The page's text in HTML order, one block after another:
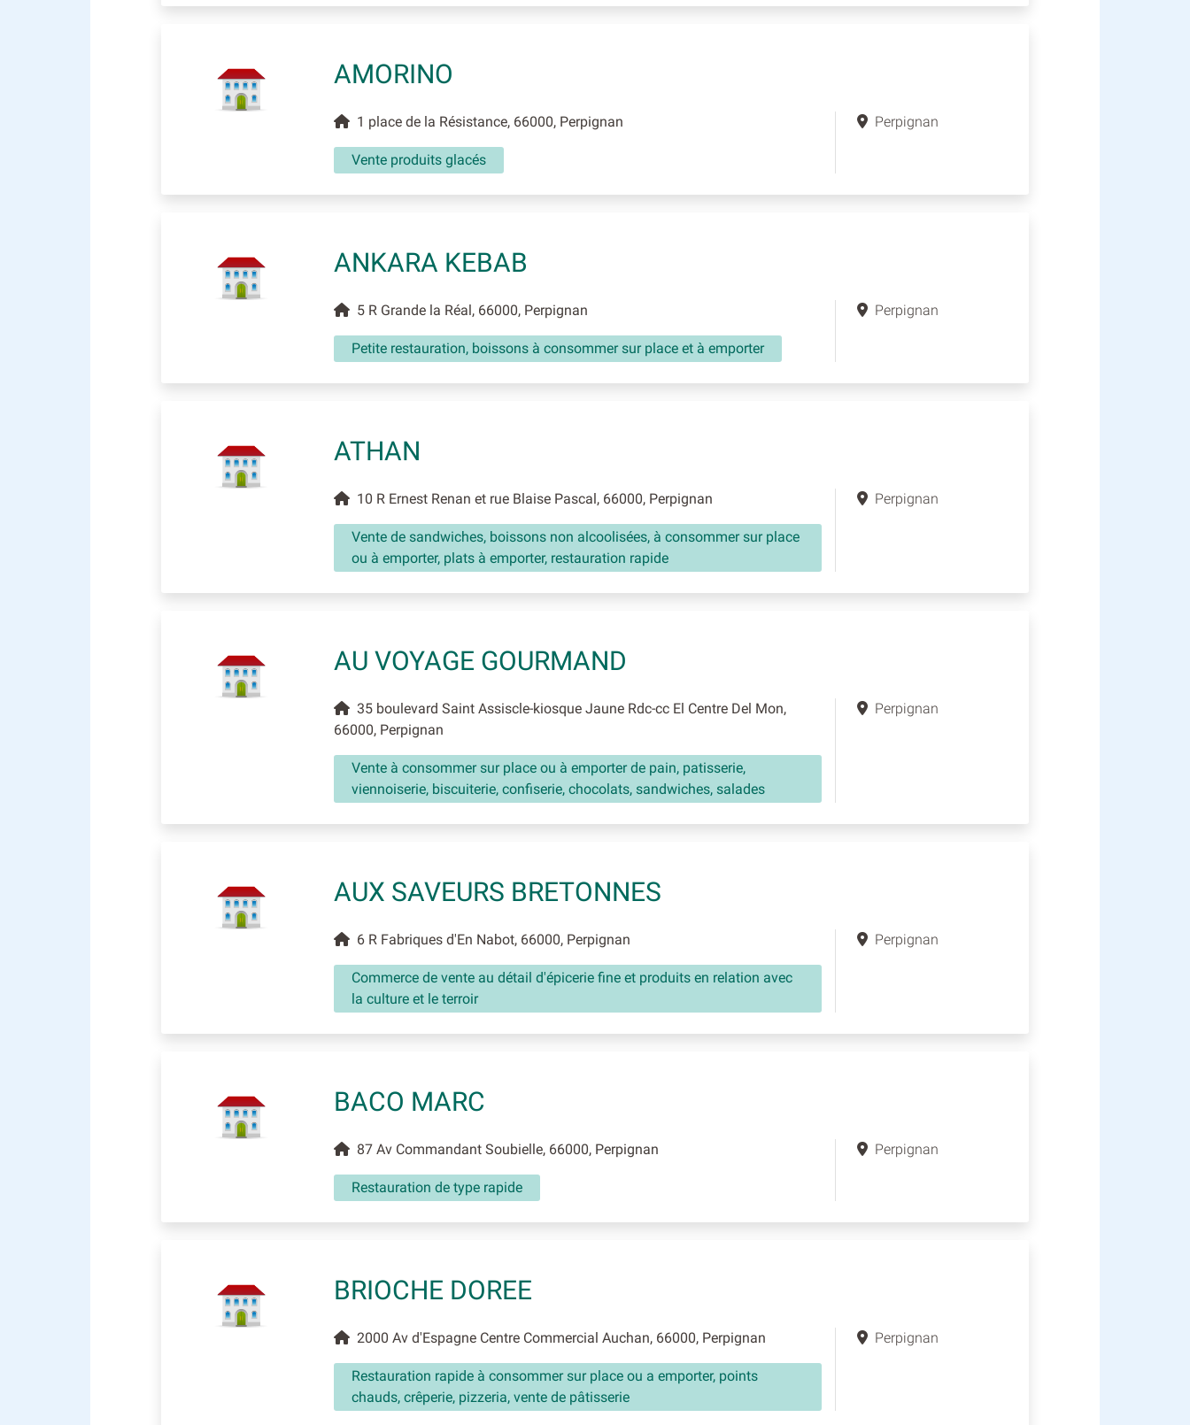
AMORINO
1 place de la Résistance, 66000, Perpignan
Vente produits glacés
Perpignan
ANKARA KEBAB
5 R Grande la Réal, 66000, Perpignan
Petite restauration, boissons à consommer sur place et à emporter
Perpignan
ATHAN
10 R Ernest Renan et rue Blaise Pascal, 66000, Perpignan
Vente de sandwiches, boissons non alcoolisées, à consommer sur place
ou à emporter, plats à emporter, restauration rapide
Perpignan
AU VOYAGE GOURMAND
35 boulevard Saint Assiscle-kiosque Jaune Rdc-cc El Centre Del Mon,
66000, Perpignan
Vente à consommer sur place ou à emporter de pain, patisserie,
viennoiserie, biscuiterie, confiserie, chocolats, sandwiches, salades
Perpignan
AUX SAVEURS BRETONNES
6 R Fabriques d'En Nabot, 66000, Perpignan
Commerce de vente au détail d'épicerie fine et produits en relation avec
la culture et le terroir
Perpignan
BACO MARC
87 Av Commandant Soubielle, 66000, Perpignan
Restauration de type rapide
Perpignan
BRIOCHE DOREE
2000 Av d'Espagne Centre Commercial Auchan, 66000, Perpignan
Restauration rapide à consommer sur place ou a emporter, points
chauds, crêperie, pizzeria, vente de pâtisserie
Perpignan